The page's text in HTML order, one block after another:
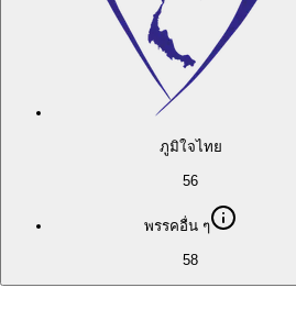
ภูมิใจไทย
56
พรรคอื่น ๆ
58